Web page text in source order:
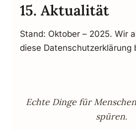
15. Aktualität
Stand: Oktober – 2025. Wir
diese Datenschutzerklärung
Echte Dinge für
spüren.